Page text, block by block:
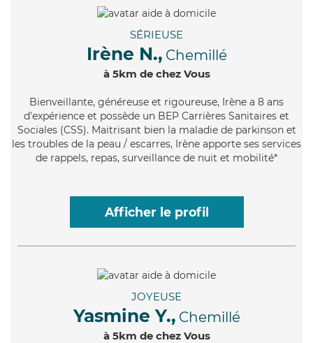
SÉRIEUSE
Irène N., Chemillé
à 5km de chez Vous
Bienveillante, généreuse et rigoureuse, Irène a 8 ans
d'expérience et possède un BEP Carrières Sanitaires et
Sociales (CSS). Maitrisant bien la maladie de parkinson et
les troubles de la peau / escarres, Irène apporte ses services
de rappels, repas, surveillance de nuit et mobilité*
Afficher le profil
JOYEUSE
Yasmine Y., Chemillé
à 5km de chez Vous